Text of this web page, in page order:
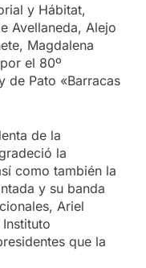
y Hábitat,
Avellaneda, Alejo
Magdalena
el 80º
de Pato «Barracas
de la
la
como también la
y su banda
Ariel
que la